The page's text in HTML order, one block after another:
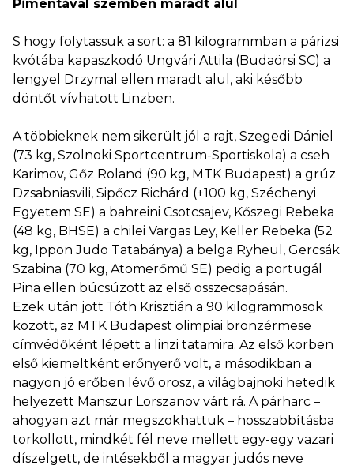
Pimentával szemben maradt alul
S hogy folytassuk a sort: a 81 kilogrammban a párizsi
kvótába kapaszkodó Ungvári Attila (Budaörsi SC) a
lengyel Drzymal ellen maradt alul, aki később
döntőt vívhatott Linzben.
A többieknek nem sikerült jól a rajt, Szegedi Dániel
(73 kg, Szolnoki Sportcentrum-Sportiskola) a cseh
Karimov, Gőz Roland (90 kg, MTK Budapest) a grúz
Dzsabniasvili, Sipőcz Richárd (+100 kg, Széchenyi
Egyetem SE) a bahreini Csotcsajev, Kőszegi Rebeka
(48 kg, BHSE) a chilei Vargas Ley, Keller Rebeka (52
kg, Ippon Judo Tatabánya) a belga Ryheul, Gercsák
Szabina (70 kg, Atomerőmű SE) pedig a portugál
Pina ellen búcsúzott az első összecsapásán.
Ezek után jött Tóth Krisztián a 90 kilogrammosok
között, az MTK Budapest olimpiai bronzérmese
címvédőként lépett a linzi tatamira. Az első körben
első kiemeltként erőnyerő volt, a másodikban a
nagyon jó erőben lévő orosz, a világbajnoki hetedik
helyezett Manszur Lorszanov várt rá. A párharc –
ahogyan azt már megszokhattuk – hosszabbításba
torkollott, mindkét fél neve mellett egy-egy vazari
díszelgett, de intésekből a magyar judós neve